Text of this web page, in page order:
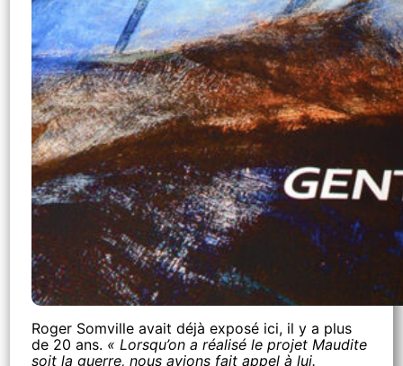
Roger Somville avait déjà exposé ici, il y a plus
de 20 ans. « Lorsqu’on a réalisé le projet Maudite
soit la guerre, nous avions fait appel à lui.